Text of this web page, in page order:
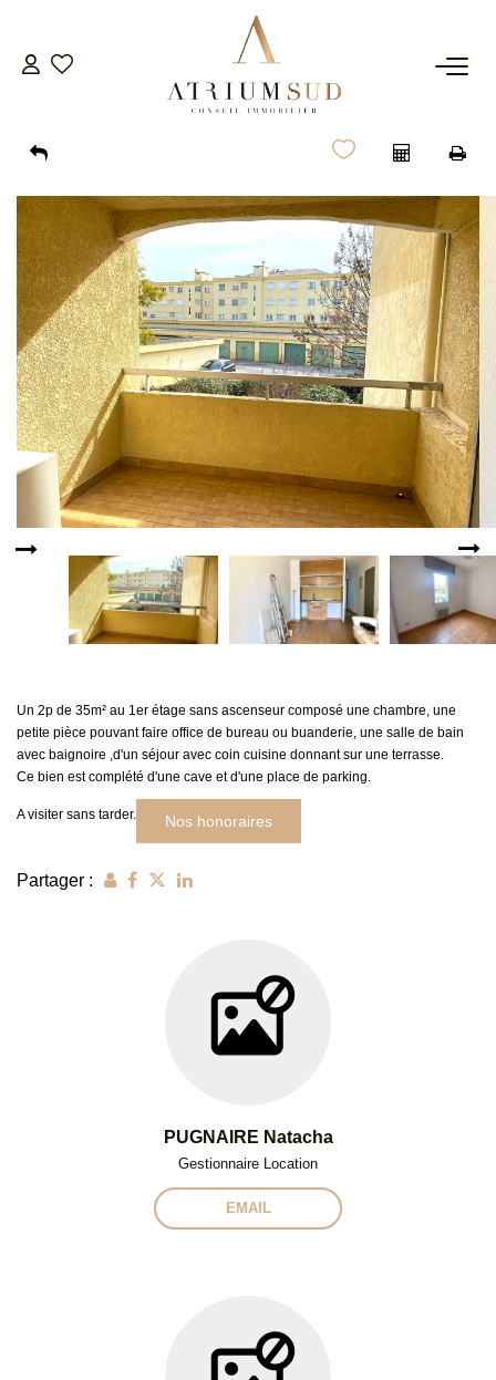
TRANSACTION
GESTION
SYNDIC
ESTIMATION
AGENCE
MON COMPTE
EN
Un 2p de 35m² au 1er étage sans ascenseur composé une chambre, une
petite pièce pouvant faire office de bureau ou buanderie, une salle de bain
avec baignoire ,d'un séjour avec coin cuisine donnant sur une terrasse.
Ce bien est complété d'une cave et d'une place de parking.
A visiter sans tarder. Nos honoraires
Partager :
PUGNAIRE Natacha
Gestionnaire Location
EMAIL